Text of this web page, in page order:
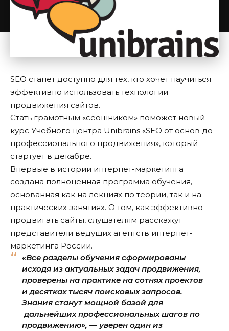
SEO станет доступно для тех, кто хочет научиться
эффективно использовать технологии
продвижения сайтов.
Стать грамотным «сеошником» поможет новый
курс Учебного центра Unibrains «SEO от основ до
профессионального продвижения», который
стартует в декабре.
Впервые в истории интернет-маркетинга
создана полноценная программа обучения,
основанная как на лекциях по теории, так и на
практических занятиях. О том, как эффективно
продвигать сайты, слушателям расскажут
представители ведущих агентств интернет-
маркетинга России.
«Все разделы обучения сформированы
исходя из актуальных задач продвижения,
проверены на практике на сотнях проектов
и десятках тысяч поисковых запросов.
Знания станут мощной базой для
дальнейших профессиональных шагов по
продвижению», — уверен один из